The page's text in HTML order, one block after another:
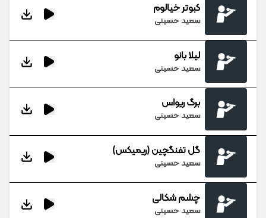
کبوتر خیالوم
سعید حسینی
لیلا بانو
سعید حسینی
برگ ریواس
سعید حسینی
گل تفنگچین (ریمیکس)
سعید حسینی
چشم شکالی
سعید حسینی